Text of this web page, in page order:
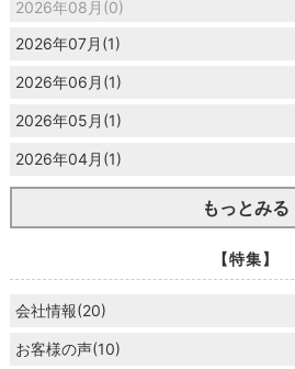
2026年08月(0)
2026年07月(1)
2026年06月(1)
2026年05月(1)
2026年04月(1)
もっとみる
【特集】
会社情報(20)
お客様の声(10)